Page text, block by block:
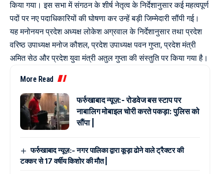
किया गया। इस सभा में संगठन के शीर्ष नेतृत्व के निर्देशानुसार कई महत्वपूर्ण
पदों पर नए पदाधिकारियों की घोषणा कर उन्हें बड़ी जिम्मेदारी सौंपी गई।
यह मनोनयन प्रदेश अध्यक्ष लोकेश अग्रवाल के निर्देशानुसार तथा प्रदेश
वरिष्ठ उपाध्यक्ष मनोज कौशल, प्रदेश उपाध्यक्ष पवन गुप्ता, प्रदेश मंत्री
अमित सेठ और प्रदेश युवा मंत्री अतुल गुप्ता की संस्तुति पर किया गया है।
More Read
फर्रुखाबाद न्यूज़:- रोडवेज बस स्टाप पर
नाबालिग मोबाइल चोरी करते पकड़ा: पुलिस को
सौंपा |
फर्रुखाबाद न्यूज़:- नगर पालिका द्वारा कूड़ा ढोने वाले ट्रैक्टर की
टक्कर से 17 वर्षीय किशोर की मौत |